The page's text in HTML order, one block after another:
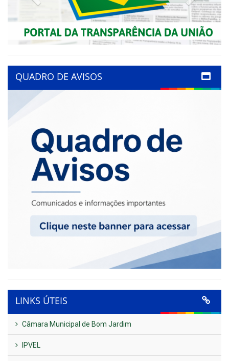
QUADRO DE AVISOS
LINKS ÚTEIS
Câmara Municipal de Bom Jardim
IPVEL